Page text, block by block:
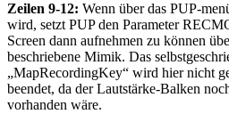
Zeilen 9-12: Wenn über das PUP-
wird, setzt PUP den Parameter
Screen dann aufnehmen zu können
beschriebene Mimik. Das
„MapRecordingKey“ wird hier nicht
beendet, da der Lautstärke-Balken
vorhanden wäre.